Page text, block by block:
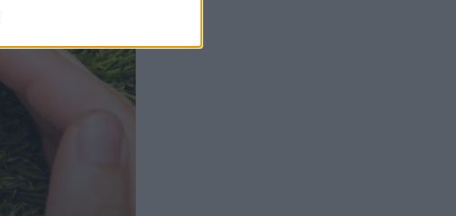
ΝΤΥΝΑΝ»